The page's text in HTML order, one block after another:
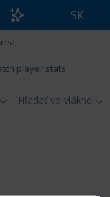
SK
player stats.
Hľadať vo vlákne